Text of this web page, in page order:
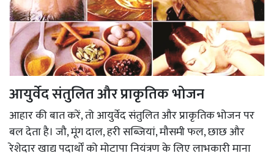
आयुर्वेद संतुलित और प्राकृतिक भोजन
आहार की बात करें, तो आयुर्वेद संतुलित और प्राकृतिक भोजन पर
बल देता है। जौ, मूंग दाल, हरी सब्जियां, मौसमी फल, छाछ और
रेशेदार खाद्य पदार्थों को मोटापा नियंत्रण के लिए लाभकारी माना